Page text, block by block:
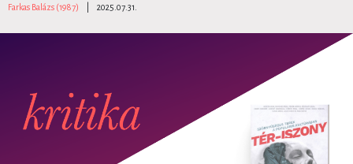
Farkas Balázs (1987) 2025.07.31.